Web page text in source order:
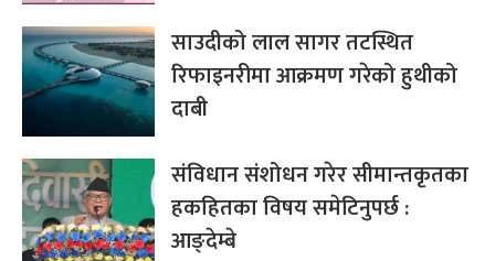
साउदीको लाल सागर तटस्थित
रिफाइनरीमा आक्रमण गरेको हुथीको
दाबी
संविधान संशोधन गरेर सीमान्तकृतका
हकहितका विषय समेटिनुपर्छ :
आङ्देम्बे